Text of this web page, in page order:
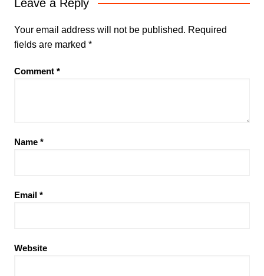
Leave a Reply
Your email address will not be published. Required
fields are marked *
Comment *
Name *
Email *
Website